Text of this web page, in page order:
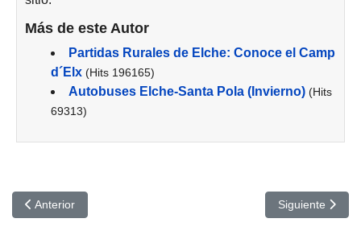
Más de este Autor
Partidas Rurales de Elche: Conoce el Camp
d´Elx (Hits 196165)
Autobuses Elche-Santa Pola (Invierno) (Hits
69313)
Artículo anterior: La Contadora de Películas: Cines Odeón de
Anterior Artículo
Siguiente